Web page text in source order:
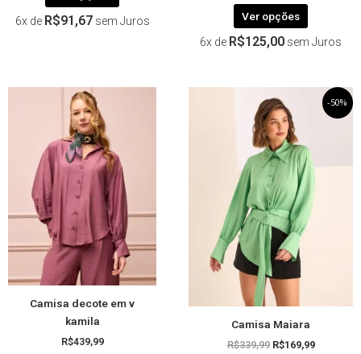
6x de R$91,67 sem Juros Ver opções
6x de R$125,00 sem Juros
Camisa decote em v
kamila
R$439,99
variantes.
As
opções
podem
ser
escolhidas
na
página
do
-50%
Camisa Maiara
R$339,99
preço
original
era:
R$339,99.
R$169,99
preço
atual
Este
produto
várias
variantes.
As
opções
podem
do
produto